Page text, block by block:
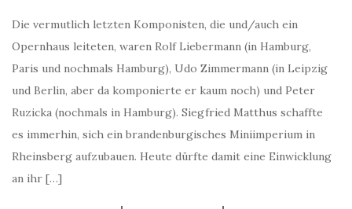
Die vermutlich letzten Komponisten, die und/auch ein
Opernhaus leiteten, waren Rolf Liebermann (in Hamburg,
Paris und nochmals Hamburg), Udo Zimmermann (in Leipzig
und Berlin, aber da komponierte er kaum noch) und Peter
Ruzicka (nochmals in Hamburg). Siegfried Matthus schaffte
es immerhin, sich ein brandenburgisches Miniimperium in
Rheinsberg aufzubauen. Heute dürfte damit eine Einwicklung
an ihr […]